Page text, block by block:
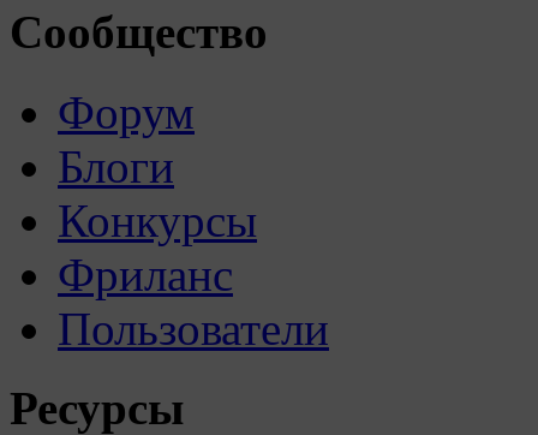
Сообщество
Форум
Блоги
Конкурсы
Фриланс
Пользователи
Ресурсы